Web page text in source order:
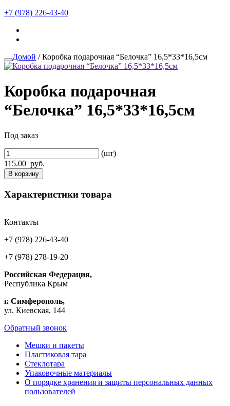
+7 (978) 226-43-40
Домой / Коробка подарочная “Белочка” 16,5*33*16,5см
Коробка подарочная
“Белочка” 16,5*33*16,5см
Под заказ
(шт)
115.00 руб.
В корзину
Характеристики товара
Контакты
+7 (978) 226-43-40
+7 (978) 278-19-20
Российская Федерация,
Республика Крым
г. Симферополь,
ул. Киевская, 144
Обратный звонок
Мешки и пакеты
Пластиковая тара
Стеклотара
Упаковочные материалы
О порядке хранения и защиты персональных данных
пользователей